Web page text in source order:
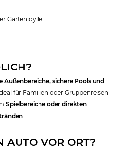
Gartenidylle
Außenbereiche, sichere Pools und
für Familien oder Gruppenreisen
Spielbereiche oder direkten
.
AUTO VOR ORT?